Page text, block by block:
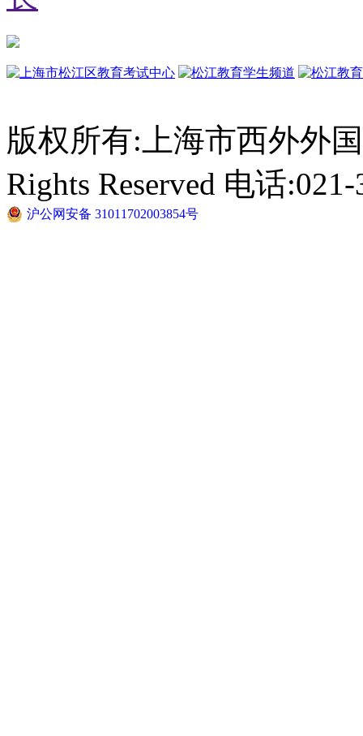
版权所有:上海市西外外
Rights Reserved 电话
沪公网安备 31011702003854号